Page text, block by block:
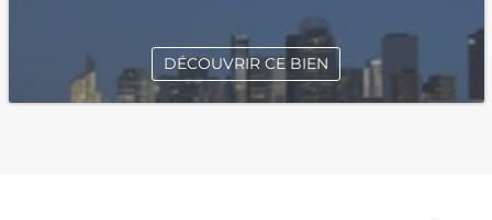
DÉCOUVRIR CE BIEN